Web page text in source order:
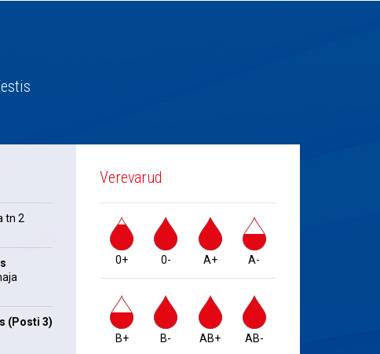
tn 2
(Posti 3)
Verevarud
0+ 0- A+ A-
B+ B- AB+ AB-